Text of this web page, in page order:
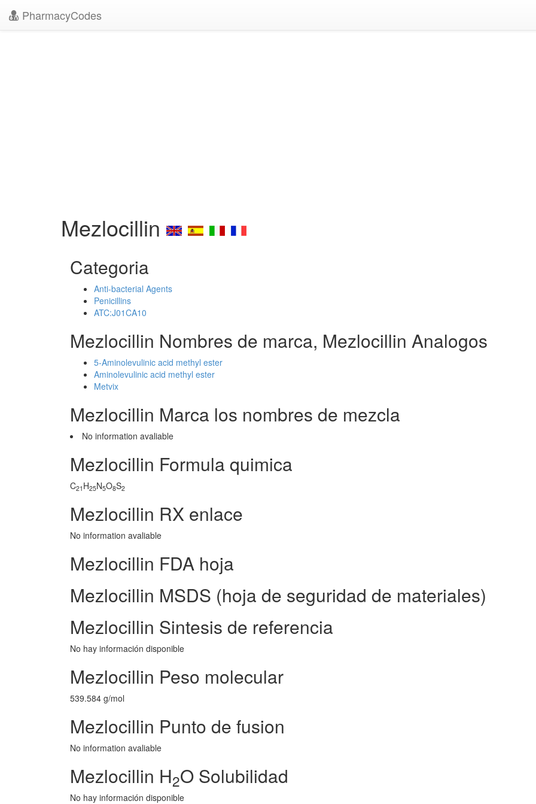
PharmacyCodes
Mezlocillin
Categoria
Anti-bacterial Agents
Penicillins
ATC:J01CA10
Mezlocillin Nombres de marca, Mezlocillin Analogos
5-Aminolevulinic acid methyl ester
Aminolevulinic acid methyl ester
Metvix
Mezlocillin Marca los nombres de mezcla
No information avaliable
Mezlocillin Formula quimica
C21 H25N5O8S2
Mezlocillin RX enlace
No information avaliable
Mezlocillin FDA hoja
Mezlocillin MSDS (hoja de seguridad de materiales)
Mezlocillin Sintesis de referencia
No hay información disponible
Mezlocillin Peso molecular
539.584 g/mol
Mezlocillin Punto de fusion
No information avaliable
Mezlocillin H2O Solubilidad
No hay información disponible